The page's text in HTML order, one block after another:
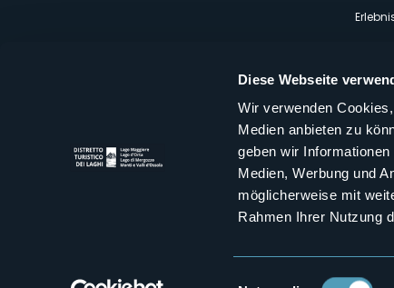
Diese Webseite
Wir verwenden
Medien anbieten zu
geben wir
Medien, Werbung und
möglicherweise mit
Rahmen Ihrer Nutzung
Einwilligungsauswahl
Distretto Turistico dei Laghi Scrl
Sede legale e operativa: Corso Italia 26 - 28838 Stresa VB
infoturismo@distrettolaghi.itedistrettolaghi@legalmail.it